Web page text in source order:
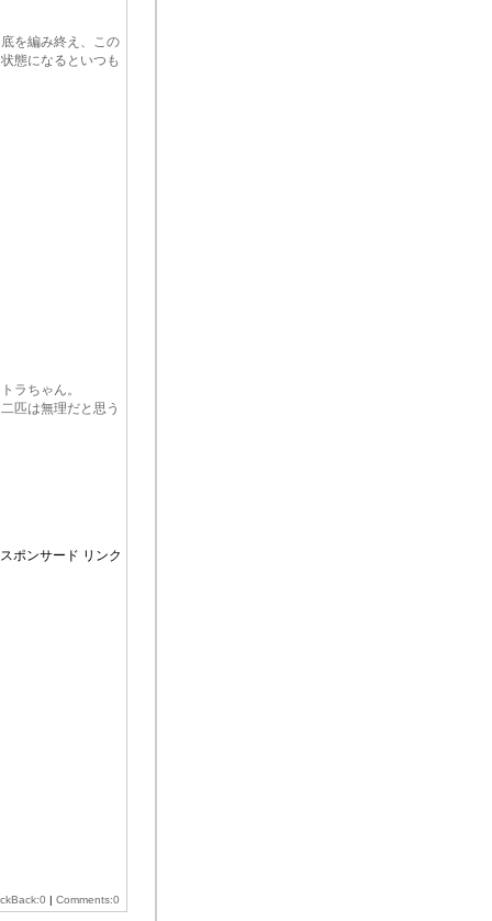
底を編み終え、この
状態になるといつも
トラちゃん。
二匹は無理だと思う
スポンサード リンク
| Comments:0